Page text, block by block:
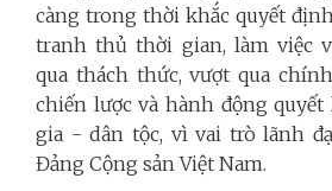
càng trong thời khắc quyết
tranh thủ thời gian, làm việc
qua thách thức, vượt qua
chiến lược và hành động
gia - dân tộc, vì vai trò lãnh
Đảng Cộng sản Việt Nam.